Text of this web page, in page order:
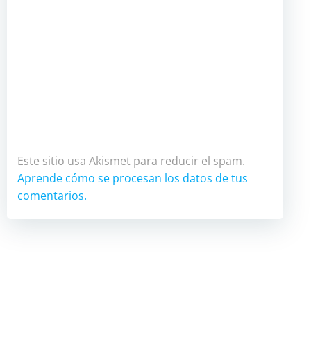
Este sitio usa Akismet para reducir el spam.
Aprende cómo se procesan los datos de tus
comentarios.